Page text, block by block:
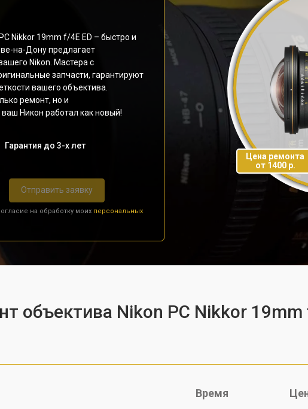
Nikkor 19mm f/4E ED – быстро и
на-Дону предлагает
Nikon. Мастера с
запчасти, гарантируют
вашего объектива.
ремонт, но и
Никон работал как новый!
Гарантия до 3-х лет
Отправить заявку
на обработку моих персональных
Цена ремонта
от 1400 р.
объектива Nikon PC Nikkor 19mm
Время